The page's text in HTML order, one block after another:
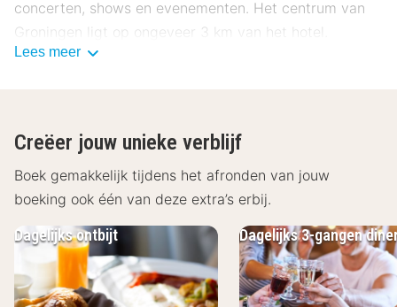
concerten, shows en evenementen. Het centrum van
Groningen ligt op ongeveer 3 km van het hotel.
centrum van Groningen, dat je gemakkelijk kunt
bereiken met de auto, fiets of het openbaar vervoer.
Vanaf hier wandel je zo naar de Martinitoren, het
houdt, biedt het nabijgelegen Stadspark een fijne plek
om even tot rust te komen of een wandeling te maken.
Dankzij de ligging naast MartiniPlaza ben je ook zo bij
Lees meer
Creëer jouw unieke verblijf
Boek gemakkelijk tijdens het afronden van jouw
boeking ook één van deze extra’s erbij.
Dagelijks 3-gangen
Dagelijks ontbijt